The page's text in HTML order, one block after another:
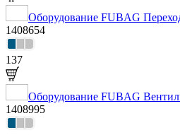
Оборудование FUBAG
1408654
137
Оборудование FUBAG
1408995